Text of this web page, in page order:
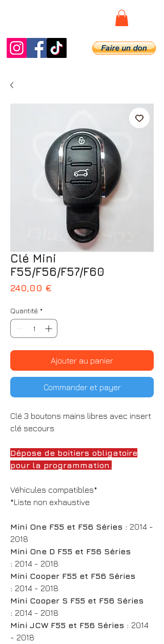
Clé Mini
F55/F56/F57/F60
240,00 €
Quantité *
Ajouter au panier
Commander et payer
Clé 3 boutons mains libres avec insert
clé secours
Dépose de boitiers obligatoire
pour la programmation.
Véhicules compatibles*
*Liste non exhaustive
Mini One F55 et F56 Séries : 2014 -
2018
Mini One D F55 et F56 Séries
: 2014 - 2018
Mini Cooper F55 et F56 Séries
: 2014 - 2018
Mini Cooper S F55 et F56 Séries
: 2014 - 2018
Mini JCW F55 et F56 Séries : 2014
- 2018